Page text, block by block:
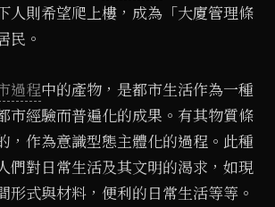
人則希望爬上樓，成為「大廈管理條
民。
過程中的產物，是都市生活作為一種
市經驗而普遍化的成果。有其物質條
，作為意識型態主體化的過程。此種
們對日常生活及其文明的渴求，如現
形式與材料，便利的日常生活等等。